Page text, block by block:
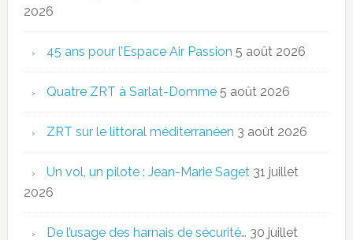
2026
45 ans pour l’Espace Air Passion 5 août 2026
Quatre ZRT à Sarlat-Domme 5 août 2026
ZRT sur le littoral méditerranéen 3 août 2026
Un vol, un pilote : Jean-Marie Saget 31 juillet
2026
De l’usage des harnais de sécurité… 30 juillet